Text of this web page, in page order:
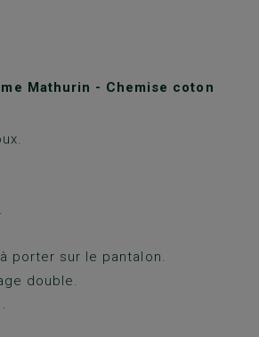
Mathurin - Chemise coton
porter sur le pantalon.
double.